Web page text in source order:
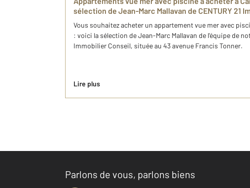
sélection de Jean-Marc Mallavan de CENTURY 21
Vous souhaitez acheter un appartement vue mer avec
: voici ​la sélection de Jean-Marc Mallavan de l'équipe de
Immobilier Conseil, située au 43 avenue Francis Tonner.
Lire plus
Parlons de vous, parlons biens